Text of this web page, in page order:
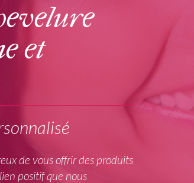
et
de vous offrir des produits
positif que nous